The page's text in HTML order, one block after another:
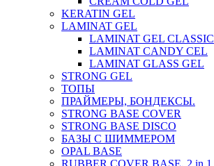
KERATIN GEL
LAMINAT GEL
LAMINAT GEL CLASSIС
LAMINAT CANDY CEL
LAMINAT GLASS GEL
STRONG GEL
ТОПЫ
ПРАЙМЕРЫ, БОНДЕКСЫ.
STRONG BASE COVER
STRONG BASE DISCO
БАЗЫ С ШИММЕРОМ
OPAL BASE
RUBBER COVER BASE, 2 in 1